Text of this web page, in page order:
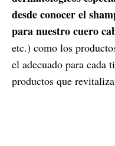
desde conocer el
para nuestro cuero
etc.) como los
el adecuado para cada
productos que